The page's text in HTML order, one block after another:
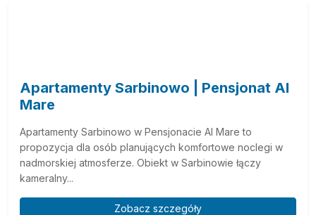
Apartamenty Sarbinowo | Pensjonat Al
Mare
Apartamenty Sarbinowo w Pensjonacie Al Mare to
propozycja dla osób planujących komfortowe noclegi w
nadmorskiej atmosferze. Obiekt w Sarbinowie łączy
kameralny...
Zobacz szczegóły